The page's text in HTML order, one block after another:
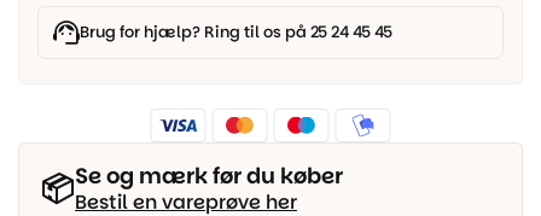
Brug for hjælp? Ring til os på 25 24 45 45
📦Se og mærk før du køber
Bestil en vareprøve her